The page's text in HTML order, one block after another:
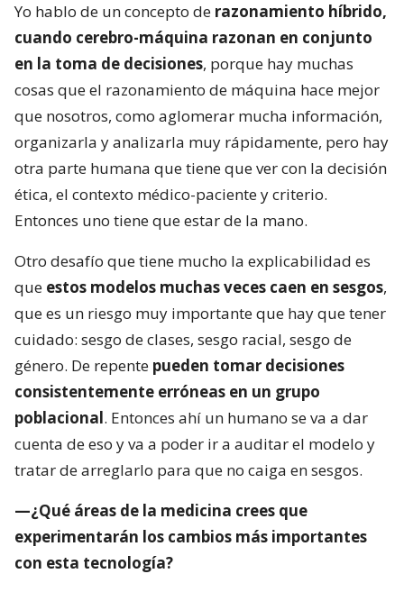
Yo hablo de un concepto de razonamiento híbrido,
cuando cerebro-máquina razonan en conjunto
en la toma de decisiones, porque hay muchas
cosas que el razonamiento de máquina hace mejor
que nosotros, como aglomerar mucha información,
organizarla y analizarla muy rápidamente, pero hay
otra parte humana que tiene que ver con la decisión
ética, el contexto médico-paciente y criterio.
Entonces uno tiene que estar de la mano.
Otro desafío que tiene mucho la explicabilidad es
que estos modelos muchas veces caen en sesgos,
que es un riesgo muy importante que hay que tener
cuidado: sesgo de clases, sesgo racial, sesgo de
género. De repente pueden tomar decisiones
consistentemente erróneas en un grupo
poblacional. Entonces ahí un humano se va a dar
cuenta de eso y va a poder ir a auditar el modelo y
tratar de arreglarlo para que no caiga en sesgos.
—¿Qué áreas de la medicina crees que
experimentarán los cambios más importantes
con esta tecnología?